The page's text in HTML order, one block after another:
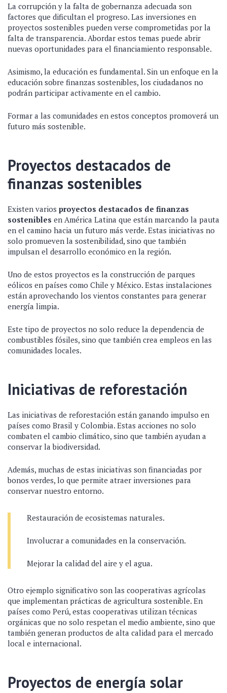
La corrupción y la falta de gobernanza adecuada son
factores que dificultan el progreso. Las inversiones en
proyectos sostenibles pueden verse comprometidas por la
falta de transparencia. Abordar estos temas puede abrir
nuevas oportunidades para el financiamiento responsable.
Asimismo, la educación es fundamental. Sin un enfoque en la
educación sobre finanzas sostenibles, los ciudadanos no
podrán participar activamente en el cambio.
Formar a las comunidades en estos conceptos promoverá un
futuro más sostenible.
Proyectos destacados de
finanzas sostenibles
Existen varios proyectos destacados de finanzas
sostenibles en América Latina que están marcando la pauta
en el camino hacia un futuro más verde. Estas iniciativas no
solo promueven la sostenibilidad, sino que también
impulsan el desarrollo económico en la región.
Uno de estos proyectos es la construcción de parques
eólicos en países como Chile y México. Estas instalaciones
están aprovechando los vientos constantes para generar
energía limpia.
Este tipo de proyectos no solo reduce la dependencia de
combustibles fósiles, sino que también crea empleos en las
comunidades locales.
Iniciativas de reforestación
Las iniciativas de reforestación están ganando impulso en
países como Brasil y Colombia. Estas acciones no solo
combaten el cambio climático, sino que también ayudan a
conservar la biodiversidad.
Además, muchas de estas iniciativas son financiadas por
bonos verdes, lo que permite atraer inversiones para
conservar nuestro entorno.
Restauración de ecosistemas naturales.
Involucrar a comunidades en la conservación.
Mejorar la calidad del aire y el agua.
Otro ejemplo significativo son las cooperativas agrícolas
que implementan prácticas de agricultura sostenible. En
países como Perú, estas cooperativas utilizan técnicas
orgánicas que no solo respetan el medio ambiente, sino que
también generan productos de alta calidad para el mercado
local e internacional.
Proyectos de energía solar